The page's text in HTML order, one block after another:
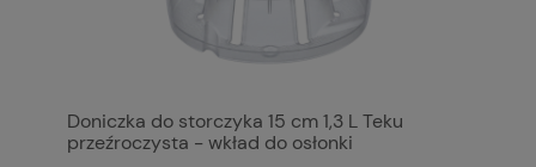
Doniczka do storczyka 15 cm 1,3 L Teku
przeźroczysta - wkład do osłonki